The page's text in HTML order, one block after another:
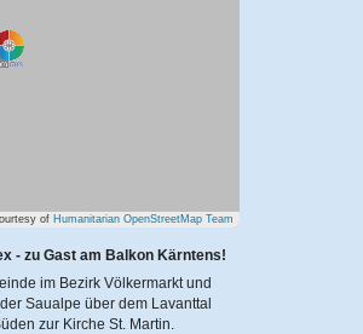
of Humanitarian OpenStreetMap Team
- zu Gast am Balkon Kärntens!
im Bezirk Völkermarkt und
Saualpe über dem Lavanttal
zur Kirche St. Martin.